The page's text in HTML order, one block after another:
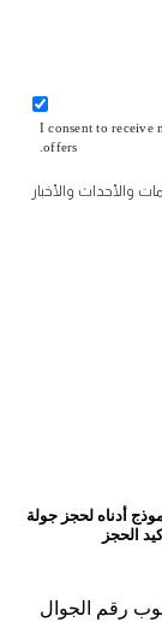
I consent to receive
offers.
والأحداث والأخبار
أدناه لحجز جولة
الحجز
رقم الجوال